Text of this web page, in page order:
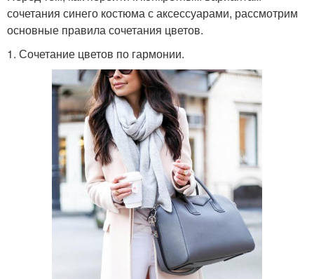
сочетания синего костюма с аксессуарами, рассмотрим
основные правила сочетания цветов.
1. Сочетание цветов по гармонии.